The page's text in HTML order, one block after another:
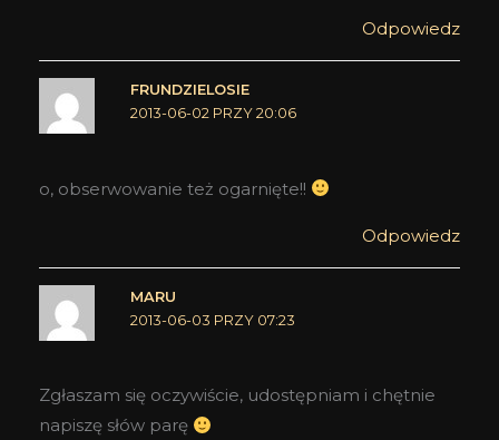
Odpowiedz
FRUNDZIELOSIE
2013-06-02 PRZY 20:06
o, obserwowanie też ogarnięte!!
Odpowiedz
MARU
2013-06-03 PRZY 07:23
Zgłaszam się oczywiście, udostępniam i chętnie
napiszę słów parę